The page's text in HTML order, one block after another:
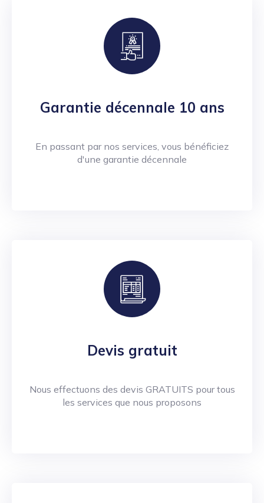
Garantie décennale 10 ans
En passant par nos services, vous bénéficiez
d'une garantie décennale
Devis gratuit
Nous effectuons des devis GRATUITS pour tous
les services que nous proposons